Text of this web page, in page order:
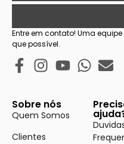
Entre em contato! Uma
que possível.
Sobre nós
Quem Somos
Clientes